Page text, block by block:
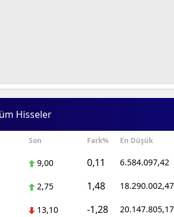
Hisseler
Son Fark% En Düşük
9,00 0,11 6.584.097,42
2,75 1,48 18.290.002,47
13,10 -1,28 20.147.805,17